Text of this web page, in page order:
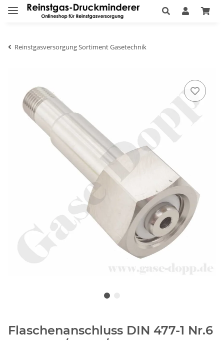
Reinstgasversorgung Sortiment Gasetechnik
Flaschenanschluss DIN 477-1 Nr.6